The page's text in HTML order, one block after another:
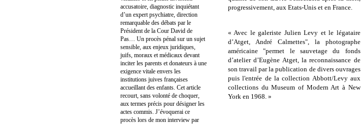
progressivement, aux Etats-Unis et en France.
« Avec le galeriste Julien Levy et le légataire
d’Atget, André Calmettes", la photographe
américaine "permet le sauvetage du fonds
d’atelier d’Eugène Atget, la reconnaissance de
son travail par la publication de divers ouvrages
puis l'entrée de la collection Abbott/Levy aux
collections du Museum of Modern Art à New
York en 1968. »
accusatoire, diagnostic inquiétant
d’un expert psychiatre, direction
remarquable des débats par le
Président de la Cour David de
Pas… Un procès pénal sur un sujet
sensible, aux enjeux juridiques,
juifs, moraux et médicaux devant
inciter les parents et donateurs à une
exigence vitale envers les
institutions juives françaises
accueillant des enfants. Cet article
recourt, sans volonté de choquer,
aux termes précis pour désigner les
actes commis. J’évoquerai ce
procès lors de mon interview par